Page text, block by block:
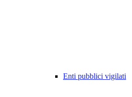
Enti pubblici vigilati